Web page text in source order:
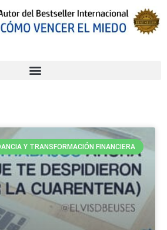
Y TRANSFORMACIÓN FINANCIERA